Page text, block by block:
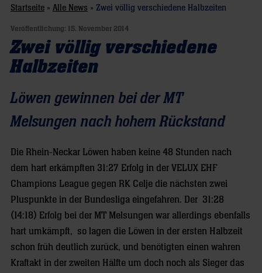
Startseite » Alle News » Zwei völlig verschiedene Halbzeiten
Veröffentlichung: 15. November 2014
Zwei völlig verschiedene
Halbzeiten
Löwen gewinnen bei der MT
Melsungen nach hohem Rückstand
Die Rhein-Neckar Löwen haben keine 48 Stunden nach
dem hart erkämpften 31:27 Erfolg in der VELUX EHF
Champions League gegen RK Celje die nächsten zwei
Pluspunkte in der Bundesliga eingefahren. Der 31:28
(14:18) Erfolg bei der MT Melsungen war allerdings ebenfalls
hart umkämpft, so lagen die Löwen in der ersten Halbzeit
schon früh deutlich zurück, und benötigten einen wahren
Kraftakt in der zweiten Hälfte um doch noch als Sieger das